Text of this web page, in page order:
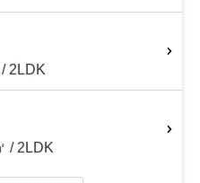
2LDK
/ 2LDK